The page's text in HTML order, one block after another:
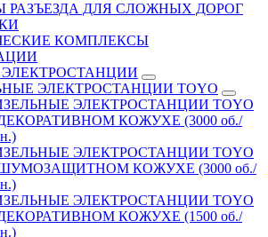
ДЛЯ СЛОЖНЫХ ДОРОГ
КОМПЛЕКСЫ
ЭЛЕКТРОСТАНЦИИ TOYO
ЭЛЕКТРОСТАНЦИИ TOYO
КОЖУХЕ (3000 об./
ЭЛЕКТРОСТАНЦИИ TOYO
КОЖУХЕ (3000 об./
ЭЛЕКТРОСТАНЦИИ TOYO
КОЖУХЕ (1500 об./